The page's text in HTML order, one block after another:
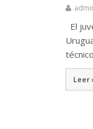
El
Leer